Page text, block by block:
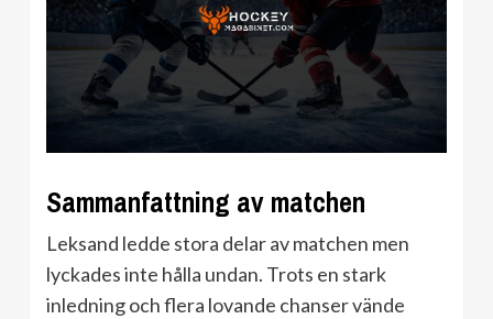
Sammanfattning av matchen
Leksand ledde stora delar av matchen men
lyckades inte hålla undan. Trots en stark
inledning och flera lovande chanser vände